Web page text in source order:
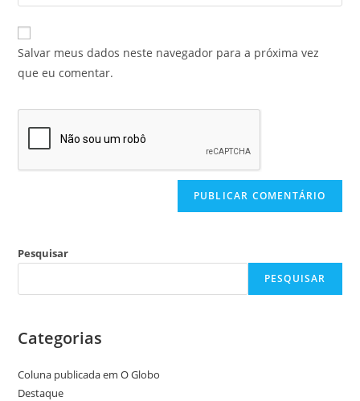
Salvar meus dados neste navegador para a próxima vez
que eu comentar.
Pesquisar
PESQUISAR
Categorias
Coluna publicada em O Globo
Destaque